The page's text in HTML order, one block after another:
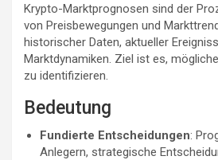
Krypto-Marktprognosen sind der
von Preisbewegungen und
historischer Daten, aktueller
Marktdynamiken. Ziel ist es,
zu identifizieren.
Bedeutung
Fundierte Entscheidungen:
Anlegern, strategische